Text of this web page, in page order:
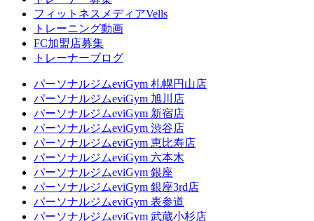
フィットネスメディアVells
トレーニング動画
FC加盟店募集
トレーナーブログ
パーソナルジムeviGym 札幌円山店
パーソナルジムeviGym 旭川店
パーソナルジムeviGym 新宿店
パーソナルジムeviGym 渋谷店
パーソナルジムeviGym 恵比寿店
パーソナルジムeviGym 六本木
パーソナルジムeviGym 銀座
パーソナルジムeviGym 銀座3rd店
パーソナルジムeviGym 表参道
パーソナルジムeviGym 武蔵小杉店